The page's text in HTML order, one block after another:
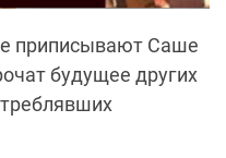
приписывают Саше
будущее других